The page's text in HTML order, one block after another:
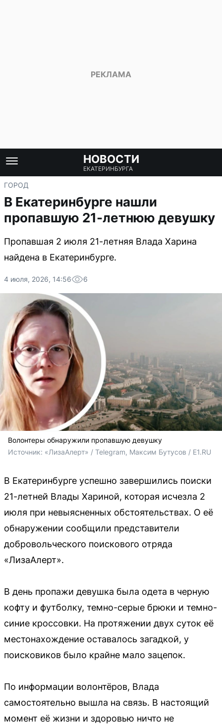
НОВОСТИ
ЕКАТЕРИНБУРГА
ГОРОД
В Екатеринбурге нашли
пропавшую 21-летнюю девушку
Пропавшая 2 июля 21-летняя Влада Харина
найдена в Екатеринбурге.
4 июля, 2026, 14:56 6
Волонтеры обнаружили пропавшую девушку
Источник: «ЛизаАлерт» / Telegram, Максим Бутусов / E1.RU
В Екатеринбурге успешно завершились поиски
21-летней Влады Хариной, которая исчезла 2
июля при невыясненных обстоятельствах. О её
обнаружении сообщили представители
добровольческого поискового отряда
«ЛизаАлерт».
В день пропажи девушка была одета в черную
кофту и футболку, темно-серые брюки и темно-
синие кроссовки. На протяжении двух суток её
местонахождение оставалось загадкой, у
поисковиков было крайне мало зацепок.
По информации волонтёров, Влада
самостоятельно вышла на связь. В настоящий
момент её жизни и здоровью ничто не